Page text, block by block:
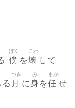
僕
ぼく
を壊
こわ
して
る 月
つき
に身
み
を任
まか
せ